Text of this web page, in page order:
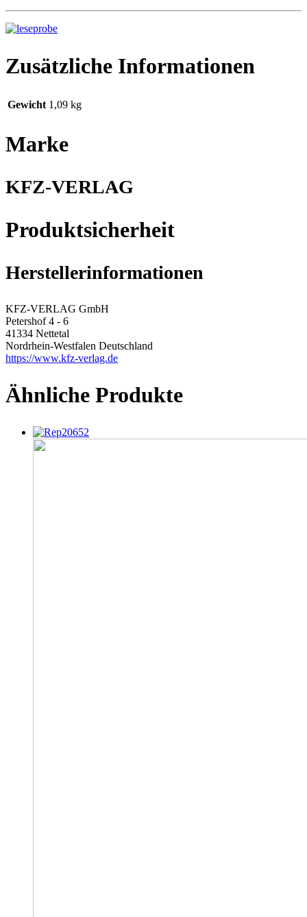
Zusätzliche Informationen
Gewicht 1,09 kg
Marke
KFZ-VERLAG
Produktsicherheit
Herstellerinformationen
KFZ-VERLAG GmbH
Petershof 4 - 6
41334 Nettetal
Nordrhein-Westfalen Deutschland
https://www.kfz-verlag.de
Ähnliche Produkte